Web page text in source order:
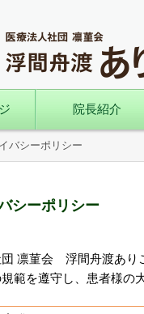
院長紹介
バシーポリシー
シーポリシー
凛菫会 浮間舟渡あり
範を遵守し、患者様の